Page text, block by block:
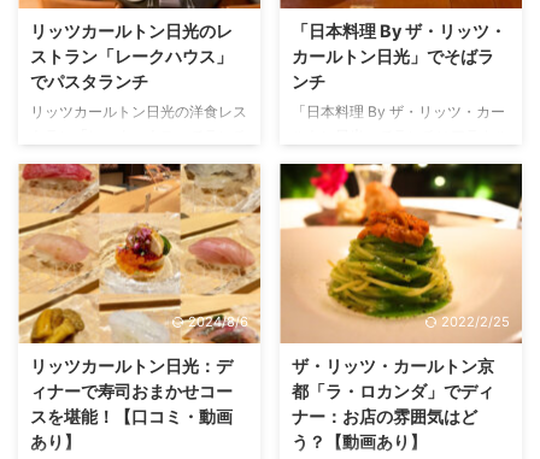
リッツカールトン日光のレ
ストラン「レークハウス」
でパスタランチ
リッツカールトン日光の洋食レス
してきました！ ホテル棟内では
なく、別館として独立していて、
店内のインテリアがとっても素
敵。 「中禅寺湖にインスパイア
されたアート」が照明や壁などに
取り入れられて、店内を見に行く
だけでも訪れる価値があります。
もちろん、お味はとっても美味し
い！ 中禅寺湖周辺を歩いてみて
気づきましたが、なかなかいいカ
ンジのレストランがありません。
中禅寺湖だけでなく、日光周辺で
も感じの良いレストラン見つける
「日本料理 By ザ・リッツ・
カールトン日光」でそばラ
ンチ
「日本料理 By ザ・リッツ・カー
トで蕎麦を頂きました！ 店内の
雰囲気もすごく良く、窓からは中
禅寺湖や男体山のビューを楽しめ
ます。 日光界隈で素敵なレスト
ランでお食事したいようでしたら
是非訪れてみてはいかがでしょう
か。 ⇒ 日本料理 BY ザ・リッ
ツ・カールトン日光／ザ・リッ
ツ・カールトン日光 日本料理 By
ザ・リッツ・カールトン日光とは
エントランス エントランスから
してすっごく素敵です。 店内の
雰囲気 ザ・リッツ・カールトン
2024/8/6
リッツカールトン日光：デ
ィナーで寿司おまかせコー
スを堪能！【口コミ・動画
あり】
2022/2/25
ザ・リッツ・カールトン京
都「ラ・ロカンダ」でディ
ナー：お店の雰囲気はど
う？【動画あり】